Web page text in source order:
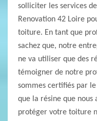
solliciter les services
Renovation 42 Loire
toiture. En tant que
sachez que, notre
ne va utiliser que des
témoigner de notre
sommes certifiés par le
que la résine que
protéger votre toiture